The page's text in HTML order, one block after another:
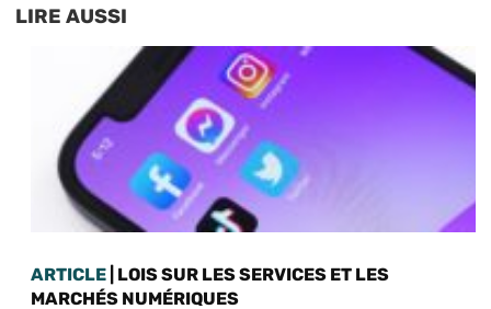
LIRE AUSSI
ARTICLE | LOIS SUR LES SERVICES ET LES
MARCHÉS NUMÉRIQUES